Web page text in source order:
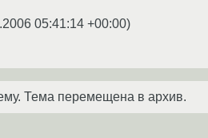
05:41:14 +00:00)
Тема перемещена в архив.